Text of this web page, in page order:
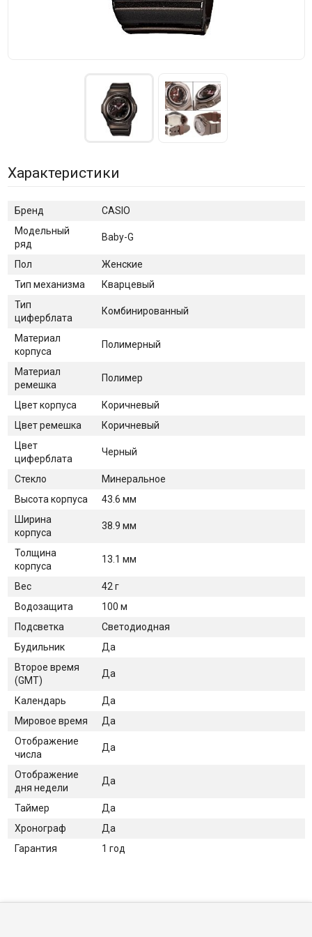
Характеристики
Бренд
CASIO
Модельный
ряд
Baby-G
Пол
Женские
Тип механизма
Кварцевый
Тип
циферблата
Комбинированный
Материал
корпуса
Полимерный
Материал
ремешка
Полимер
Цвет корпуса
Коричневый
Цвет ремешка
Коричневый
Цвет
циферблата
Черный
Стекло
Минеральное
Высота корпуса
43.6 мм
Ширина
корпуса
38.9 мм
Толщина
корпуса
13.1 мм
Вес
42 г
Водозащита
100 м
Подсветка
Светодиодная
Будильник
Да
Второе время
(GMT)
Да
Календарь
Да
Мировое время
Да
Отображение
числа
Да
Отображение
дня недели
Да
Таймер
Да
Хронограф
Да
Гарантия
1 год